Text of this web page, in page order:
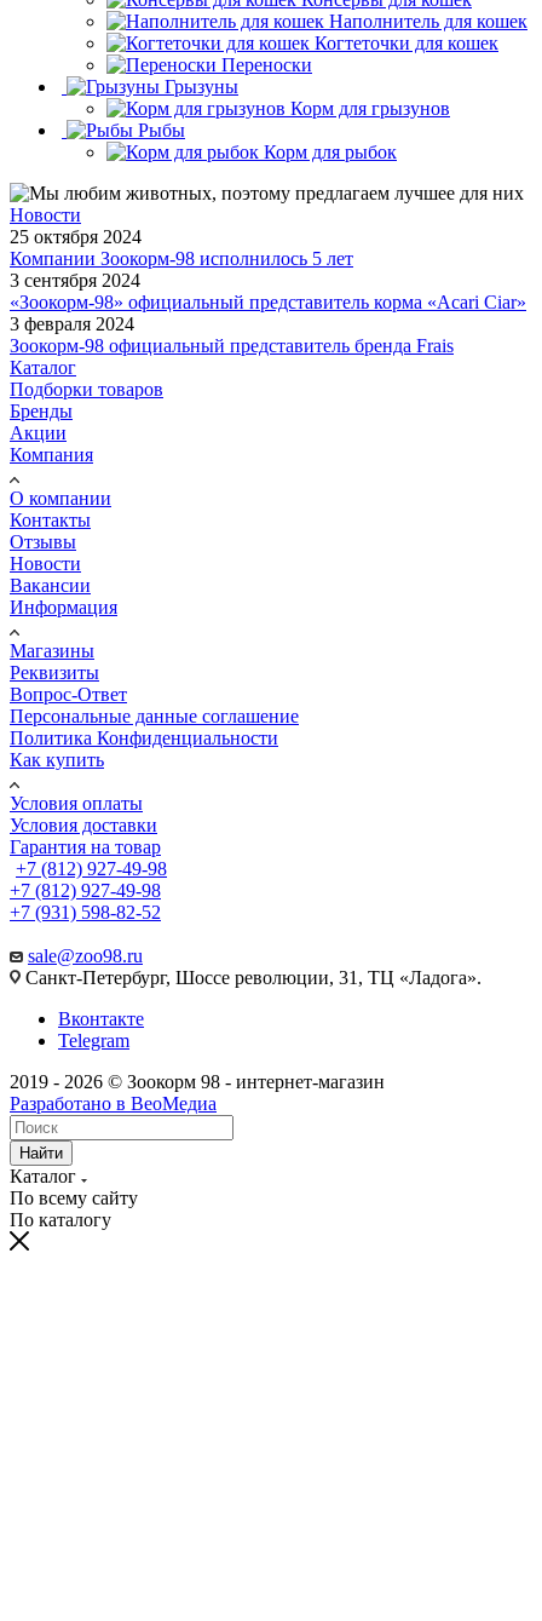
Наполнитель для кошек
Когтеточки для кошек
Переноски
Грызуны
Корм для грызунов
Рыбы
Корм для рыбок
Новости
25 октября 2024
Компании Зоокорм-98 исполнилось 5 лет
3 сентября 2024
«Зоокорм-98» официальный представитель корма «Acari Ciar»
3 февраля 2024
Зоокорм-98 официальный представитель бренда Frais
Каталог
Подборки товаров
Бренды
Акции
Компания
О компании
Контакты
Отзывы
Новости
Вакансии
Информация
Магазины
Реквизиты
Вопрос-Ответ
Персональные данные соглашение
Политика Конфиденциальности
Как купить
Условия оплаты
Условия доставки
Гарантия на товар
+7 (812) 927-49-98
+7 (812) 927-49-98
+7 (931) 598-82-52
sale@zoo98.ru
Санкт-Петербург, Шоссе революции, 31, ТЦ «Ладога».
Вконтакте
Telegram
2019 - 2026 © Зоокорм 98 - интернет-магазин
Разработано в ВеоМедиа
Найти
Каталог
По всему сайту
По каталогу